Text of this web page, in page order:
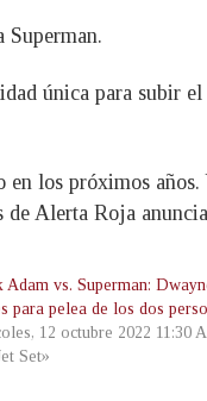
Superman.
única para subir
los próximos
Alerta Roja
Adam vs. Superman:
para pelea de los dos
12 octubre 2022 11:30
Set»